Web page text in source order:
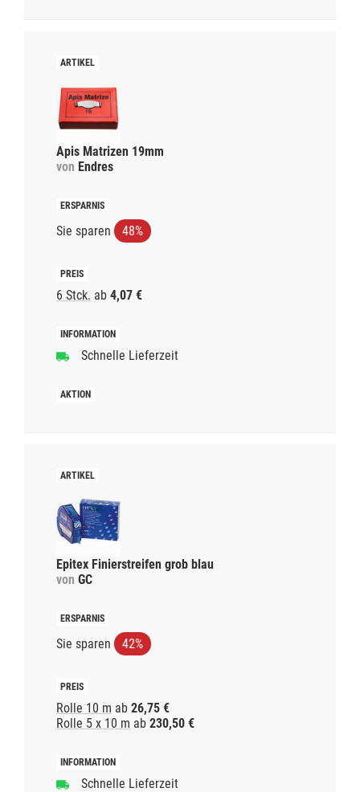
Apis Matrizen 19mm
von Endres
Sie sparen 48%
6 Stck. ab 4,07 €
Schnelle Lieferzeit
Epitex Finierstreifen grob blau
von GC
Sie sparen 42%
Rolle 10 m ab 26,75 €
Rolle 5 x 10 m ab 230,50 €
Schnelle Lieferzeit